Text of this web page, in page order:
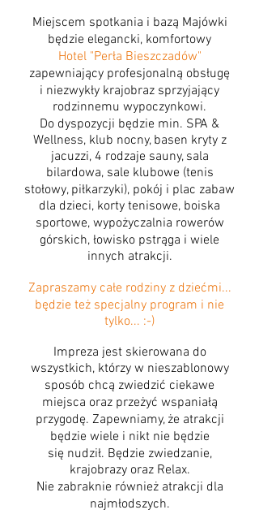
Miejscem spotkania i bazą Majówki
będzie elegancki, komfortowy
Hotel "Perła Bieszczadów"
zapewniający profesjonalną obsługę
i niezwykły krajobraz sprzyjający
rodzinnemu wypoczynkowi.
Do dyspozycji będzie min. SPA &
Wellness, klub nocny, basen kryty z
jacuzzi, 4 rodzaje sauny, sala
bilardowa, sale klubowe (tenis
stołowy, piłkarzyki), pokój i plac zabaw
dla dzieci, korty tenisowe, boiska
sportowe, wypożyczalnia rowerów
górskich, łowisko pstrąga i wiele
innych atrakcji.
Zapraszamy całe rodziny z dziećmi...
będzie też specjalny program i nie
tylko... :-)
Impreza jest skierowana do
wszystkich, którzy w nieszablonowy
sposób chcą zwiedzić ciekawe
miejsca oraz przeżyć wspaniałą
przygodę. Zapewniamy, że atrakcji
będzie wiele i nikt nie będzie
się nudził. Będzie zwiedzanie,
krajobrazy oraz Relax.
Nie zabraknie również atrakcji dla
najmłodszych.